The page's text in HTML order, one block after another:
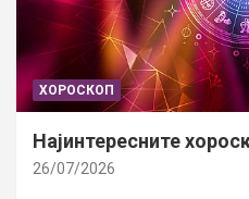
ХОРОСКОП
Најинтересните
26/07/2026